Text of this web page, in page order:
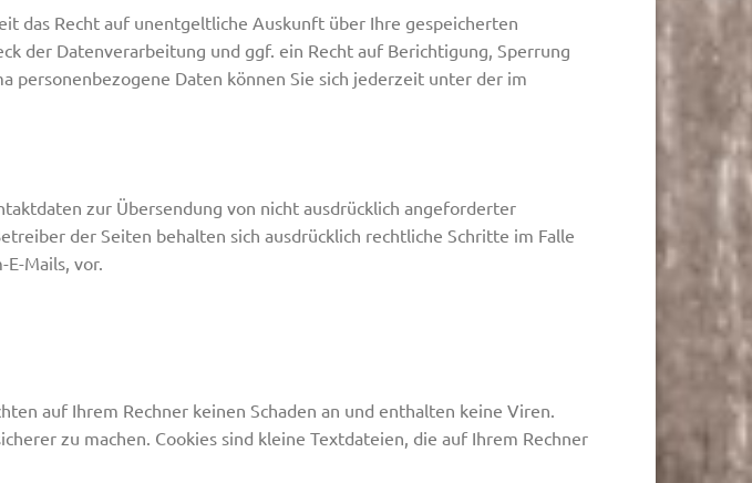
das Recht auf unentgeltliche Auskunft über Ihre gespeicherten
der Datenverarbeitung und ggf. ein Recht auf Berichtigung, Sperrung
personenbezogene Daten können Sie sich jederzeit unter der im
zur Übersendung von nicht ausdrücklich angeforderter
der Seiten behalten sich ausdrücklich rechtliche Schritte im Falle
Mails, vor.
auf Ihrem Rechner keinen Schaden an und enthalten keine Viren.
zu machen. Cookies sind kleine Textdateien, die auf Ihrem Rechner